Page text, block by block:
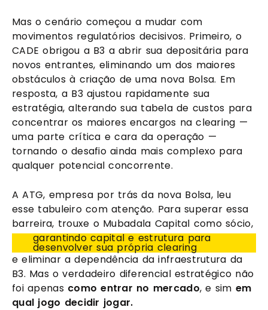
Mas o cenário começou a mudar com
movimentos regulatórios decisivos. Primeiro, o
CADE obrigou a B3 a abrir sua depositária para
novos entrantes, eliminando um dos maiores
obstáculos à criação de uma nova Bolsa. Em
resposta, a B3 ajustou rapidamente sua
estratégia, alterando sua tabela de custos para
concentrar os maiores encargos na clearing —
uma parte crítica e cara da operação —
tornando o desafio ainda mais complexo para
qualquer potencial concorrente.
A ATG, empresa por trás da nova Bolsa, leu
esse tabuleiro com atenção. Para superar essa
barreira, trouxe o Mubadala Capital como sócio,
garantindo capital e estrutura para
desenvolver sua própria clearing
e eliminar a dependência da infraestrutura da
B3. Mas o verdadeiro diferencial estratégico não
foi apenas como entrar no mercado, e sim em
qual jogo decidir jogar.